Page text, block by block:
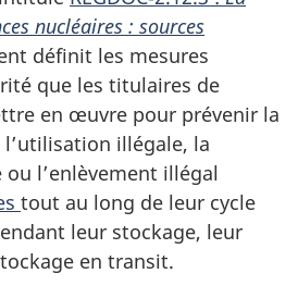
nucléaires : sources
définit les mesures
que les titulaires de
en œuvre pour prévenir la
illégale, la
l’enlèvement illégal
tout au long de leur cycle
leur stockage, leur
en transit.